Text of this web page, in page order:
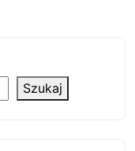
Szukaj